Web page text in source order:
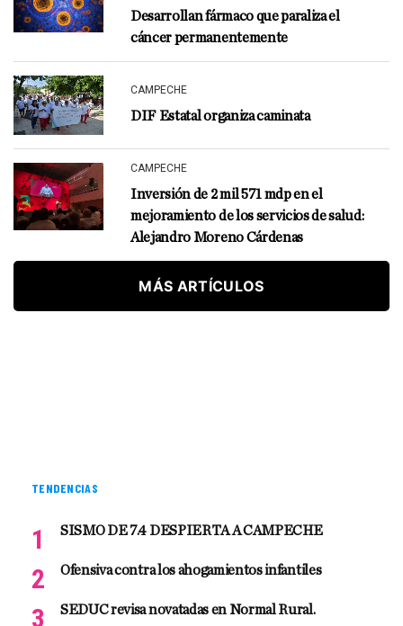
Desarrollan fármaco que paraliza el
cáncer permanentemente
CAMPECHE
DIF Estatal organiza caminata
CAMPECHE
Inversión de 2 mil 571 mdp en el
mejoramiento de los servicios de salud:
Alejandro Moreno Cárdenas
MÁS ARTÍCULOS
TENDENCIAS
SISMO DE 7.4 DESPIERTA A CAMPECHE
Ofensiva contra los ahogamientos infantiles
SEDUC revisa novatadas en Normal Rural.